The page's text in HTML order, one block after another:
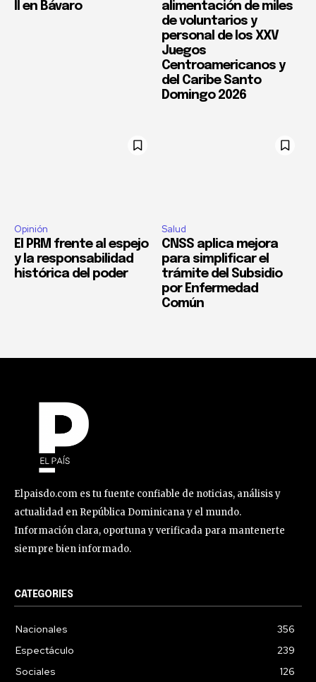
II en Bávaro
alimentación de miles
de voluntarios y
personal de los XXV
Juegos
Centroamericanos y
del Caribe Santo
Domingo 2026
Opinión
El PRM frente al espejo
y la responsabilidad
histórica del poder
Salud
CNSS aplica mejora
para simplificar el
trámite del Subsidio
por Enfermedad
Común
Elpaisdo.com es tu fuente confiable de noticias, análisis y
actualidad en República Dominicana y el mundo.
Información clara, oportuna y verificada para mantenerte
siempre bien informado.
CATEGORIES
Nacionales
356
Espectáculo
239
Sociales
126